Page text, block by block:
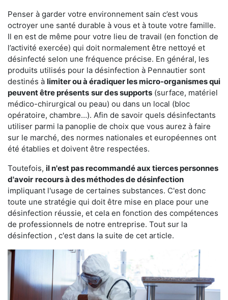
Penser à garder votre environnement sain c’est vous
octroyer une santé durable à vous et à toute votre famille.
Il en est de même pour votre lieu de travail (en fonction de
l’activité exercée) qui doit normalement être nettoyé et
désinfecté selon une fréquence précise. En général, les
produits utilisés pour la désinfection à Pennautier sont
destinés à limiter ou à éradiquer les micro-organismes qui
peuvent être présents sur des supports (surface, matériel
médico-chirurgical ou peau) ou dans un local (bloc
opératoire, chambre…). Afin de savoir quels désinfectants
utiliser parmi la panoplie de choix que vous aurez à faire
sur le marché, des normes nationales et européennes ont
été établies et doivent être respectées.
Toutefois, il n'est pas recommandé aux tierces personnes
d'avoir recours à des méthodes de désinfection
impliquant l'usage de certaines substances. C'est donc
toute une stratégie qui doit être mise en place pour une
désinfection réussie, et cela en fonction des compétences
de professionnels de notre entreprise. Tout sur la
désinfection , c'est dans la suite de cet article.